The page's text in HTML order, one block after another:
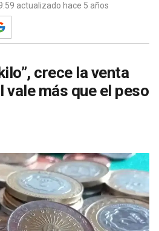
actualizado hace 5 años
crece la venta
vale más que el peso